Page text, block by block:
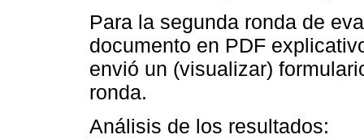
Para la segunda ronda de
documento en PDF
envió un (visualizar)
ronda.
Análisis de los resultados: